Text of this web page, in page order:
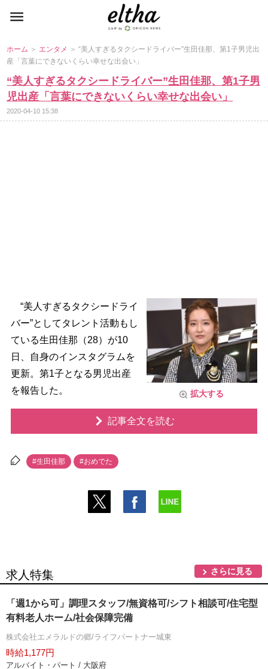
ホーム ＞ エンタメ ＞ “美人すぎるタクシードライバー”生田佳那、第1子男児出
産「言葉にできないくらい幸せな出会い」
“美人すぎるタクシードライバー”生田佳那、第1子男
児出産「言葉にできないくらい幸せな出会い」
2020-04-10 15:38
拡大する
“美人すぎるタクシードライ
バー”としてタレント活動もし
ている生田佳那（28）が10
日、自身のインスタグラムを
更新。第1子となる男児出産
を報告した。
記事全文を読む
#生田佳那 #おめでた
求人特集 さらに見る
「週1から可」調理スタッフ/無資格可/シフト相談可/住宅型
有料老人ホーム/社会保障完備
株式会社エメラルドの郷/ライフパートナー城東
時給1,177円
アルバイト・パート / 大阪府